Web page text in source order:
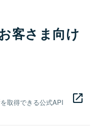
客さま向け
取得できる公式API